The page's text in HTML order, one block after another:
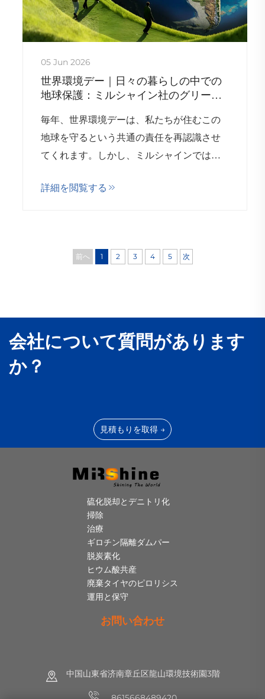
05 Jun 2026
世界環境デー｜日々の暮らしの中での
地球保護：ミルシャイン社のグリーン
毎年、世界環境デーは、私たちが住むこの
地球を守るという共通の責任を再認識させ
てくれます。しかし、ミルシャインでは、
く、日々の事業活動すべてに貫かれる指針
詳細を閲覧する
前へ 1 2 3 4 5 次
会社について質問があります
か？
見積もりを取得 →
硫化脱却とデニトリ化
掃除
治療
ギロチン隔離ダムパー
脱炭素化
ヒウム酸共産
廃棄タイヤのピロリシス
運用と保守
お問い合わせ
中国山東省济南章丘区龍山環境技術園3階